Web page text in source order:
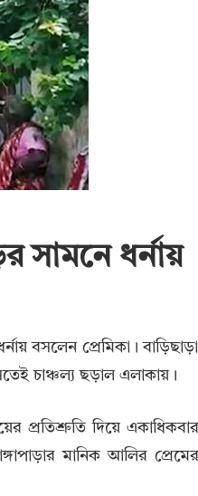
সামনে ধর্নায়
বসলেন প্রেমিকা। বাড়িছাড়া
চাঞ্চল্য ছড়াল এলাকায়।
প্রতিশ্রুতি দিয়ে একাধিকবার
মানিক আলির প্রেমের